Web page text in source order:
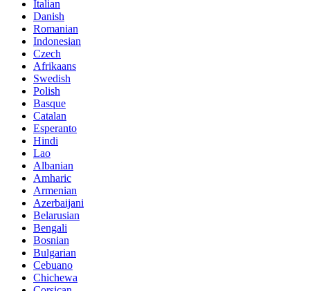
Italian
Danish
Romanian
Indonesian
Czech
Afrikaans
Swedish
Polish
Basque
Catalan
Esperanto
Hindi
Lao
Albanian
Amharic
Armenian
Azerbaijani
Belarusian
Bengali
Bosnian
Bulgarian
Cebuano
Chichewa